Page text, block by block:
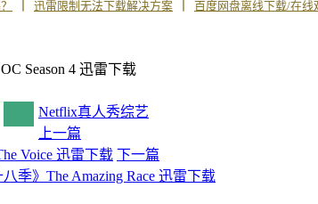
迅雷限制无法下载解决方案 百度网盘离线下载/在线
Netflix真人秀综艺
上一篇
Voice 迅雷下载 下一篇
季》The Amazing Race 迅雷下载